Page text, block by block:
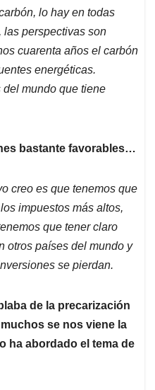
lo hay en todas
las perspectivas son
cuarenta años el carbón
energéticas.
mundo que tiene
bastante favorables…
creo es que tenemos que
impuestos más altos,
que tener claro
otros países del mundo y
se pierdan.
de la precarización
se nos viene la
ha abordado el tema de